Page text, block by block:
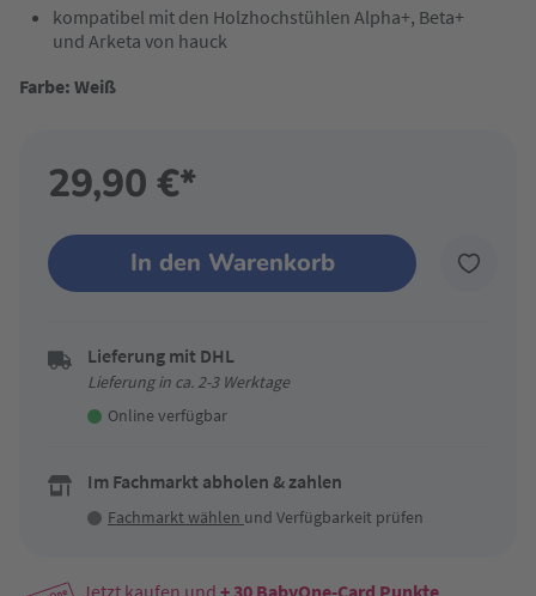
kompatibel mit den Holzhochstühlen Alpha+, Beta+
und Arketa von hauck
Farbe: Weiß
29,90 €*
In den Warenkorb
Lieferung mit DHL
Lieferung in ca. 2-3 Werktage
Online verfügbar
Im Fachmarkt abholen & zahlen
Fachmarkt wählen und Verfügbarkeit prüfen
Jetzt kaufen und + 30 BabyOne-Card Punkte